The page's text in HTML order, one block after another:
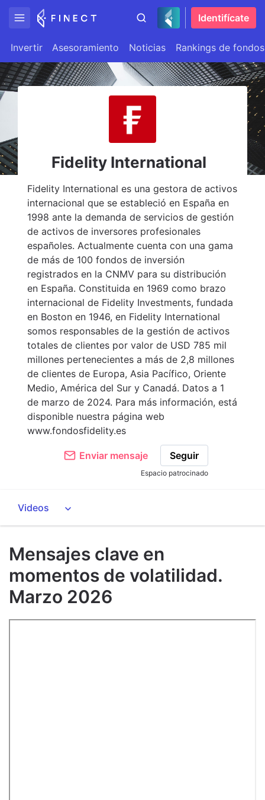
Identifícate
Invertir Asesoramiento Noticias Rankings de fondos
Fidelity International
Fidelity International es una gestora de activos
internacional que se estableció en España en
1998 ante la demanda de servicios de gestión
de activos de inversores profesionales
españoles. Actualmente cuenta con una gama
de más de 100 fondos de inversión
registrados en la CNMV para su distribución
en España. Constituida en 1969 como brazo
internacional de Fidelity Investments, fundada
en Boston en 1946, en Fidelity International
somos responsables de la gestión de activos
totales de clientes por valor de USD 785 mil
millones pertenecientes a más de 2,8 millones
de clientes de Europa, Asia Pacífico, Oriente
Medio, América del Sur y Canadá. Datos a 1
de marzo de 2024. Para más información, está
disponible nuestra página web
www.fondosfidelity.es
Enviar mensaje Seguir
Espacio patrocinado
Mensajes clave en
momentos de volatilidad.
Marzo 2026